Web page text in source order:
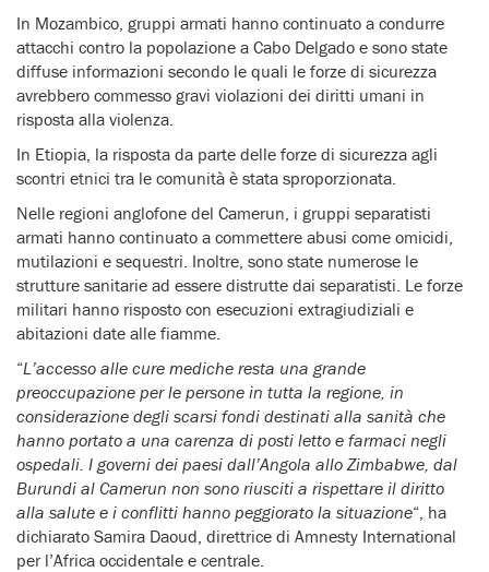
In Mozambico, gruppi armati hanno continuato a condurre
attacchi contro la popolazione a Cabo Delgado e sono state
diffuse informazioni secondo le quali le forze di sicurezza
avrebbero commesso gravi violazioni dei diritti umani in
risposta alla violenza.
In Etiopia, la risposta da parte delle forze di sicurezza agli
scontri etnici tra le comunità è stata sproporzionata.
Nelle regioni anglofone del Camerun, i gruppi separatisti
armati hanno continuato a commettere abusi come omicidi,
mutilazioni e sequestri. Inoltre, sono state numerose le
strutture sanitarie ad essere distrutte dai separatisti. Le forze
militari hanno risposto con esecuzioni extragiudiziali e
abitazioni date alle fiamme.
“L’accesso alle cure mediche resta una grande
preoccupazione per le persone in tutta la regione, in
considerazione degli scarsi fondi destinati alla sanità che
hanno portato a una carenza di posti letto e farmaci negli
ospedali. I governi dei paesi dall’Angola allo Zimbabwe, dal
Burundi al Camerun non sono riusciti a rispettare il diritto
alla salute e i conflitti hanno peggiorato la situazione“, ha
dichiarato Samira Daoud, direttrice di Amnesty International
per l’Africa occidentale e centrale.